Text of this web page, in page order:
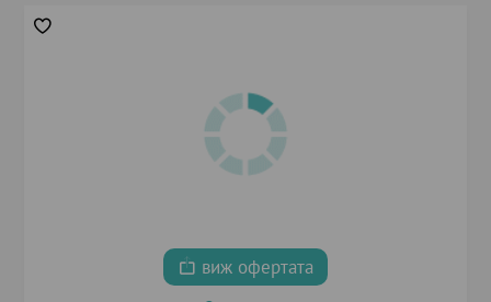
виж офертата